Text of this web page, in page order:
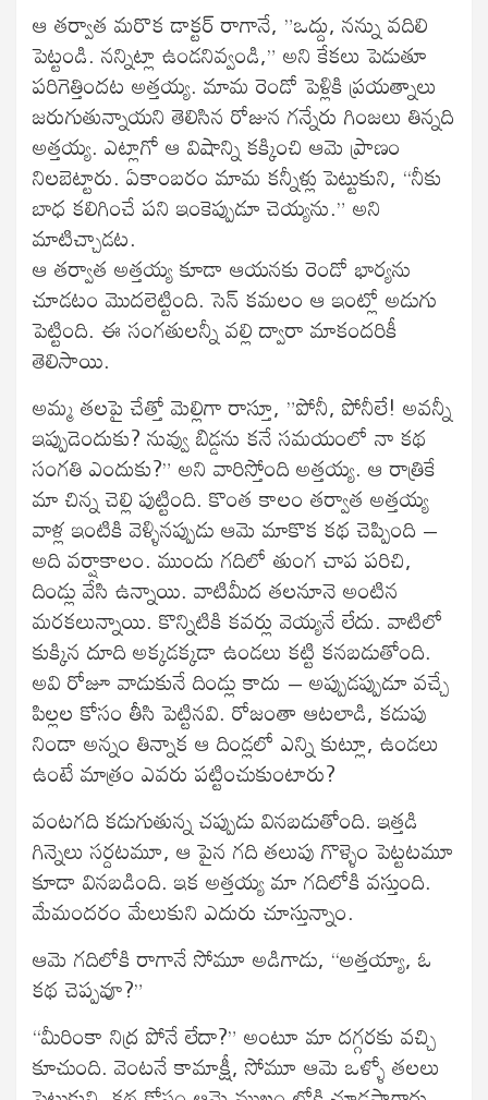
ఆ తర్వాత మరొక డాక్టర్ రాగానే, ”ఒద్దు, నన్ను వదిలి
పెట్టండి. నన్నిట్లా ఉండనివ్వండి,” అని కేకలు పెడుతూ
పరిగెత్తిందట అత్తయ్య. మామ రెండో పెళ్లికి ప్రయత్నాలు
జరుగుతున్నాయని తెలిసిన రోజున గన్నేరు గింజలు తిన్నది
అత్తయ్య. ఎట్లాగో ఆ విషాన్ని కక్కించి ఆమె ప్రాణం
నిలబెట్టారు. ఏకాంబరం మామ కన్నీళ్లు పెట్టుకుని, “నీకు
బాధ కలిగించే పని ఇంకెప్పుడూ చెయ్యను.” అని
మాటిచ్చాడట.
ఆ తర్వాత అత్తయ్య కూడా ఆయనకు రెండో భార్యను
చూడటం మొదలెట్టింది. సెన్ కమలం ఆ ఇంట్లో అడుగు
పెట్టింది. ఈ సంగతులన్నీ వల్లి ద్వారా మాకందరికీ
తెలిసాయి.
అమ్మ తలపై చేత్తో మెల్లిగా రాస్తూ, ”పోనీ, పోనీలే! అవన్నీ
ఇప్పుడెందుకు? నువ్వు బిడ్డను కనే సమయంలో నా కథ
సంగతి ఎందుకు?” అని వారిస్తోంది అత్తయ్య. ఆ రాత్రికే
మా చిన్న చెల్లి పుట్టింది. కొంత కాలం తర్వాత అత్తయ్య
వాళ్ల ఇంటికి వెళ్ళినప్పుడు ఆమె మాకొక కథ చెప్పింది –
అది వర్షాకాలం. ముందు గదిలో తుంగ చాప పరిచి,
దిండ్లు వేసి ఉన్నాయి. వాటిమీద తలనూనె అంటిన
మరకలున్నాయి. కొన్నిటికి కవర్లు వెయ్యనే లేదు. వాటిలో
కుక్కిన దూది అక్కడక్కడా ఉండలు కట్టి కనబడుతోంది.
అవి రోజూ వాడుకునే దిండ్లు కాదు – అప్పుడప్పుడూ వచ్చే
పిల్లల కోసం తీసి పెట్టినవి. రోజంతా ఆటలాడి, కడుపు
నిండా అన్నం తిన్నాక ఆ దిండ్లలో ఎన్ని కుట్లూ, ఉండలు
ఉంటే మాత్రం ఎవరు పట్టించుకుంటారు?
వంటగది కడుగుతున్న చప్పుడు వినబడుతోంది. ఇత్తడి
గిన్నెలు సర్దటమూ, ఆ పైన గది తలుపు గొళ్ళెం పెట్టటమూ
కూడా వినబడింది. ఇక అత్తయ్య మా గదిలోకి వస్తుంది.
మేమందరం మేలుకుని ఎదురు చూస్తున్నాం.
ఆమె గదిలోకి రాగానే సోమూ అడిగాడు, “అత్తయ్యా, ఓ
కథ చెప్పవూ?”
“మీరింకా నిద్ర పోనే లేదా?” అంటూ మా దగ్గరకు వచ్చి
కూచుంది. వెంటనే కామాక్షీ, సోమూ ఆమె ఒళ్ళో తలలు